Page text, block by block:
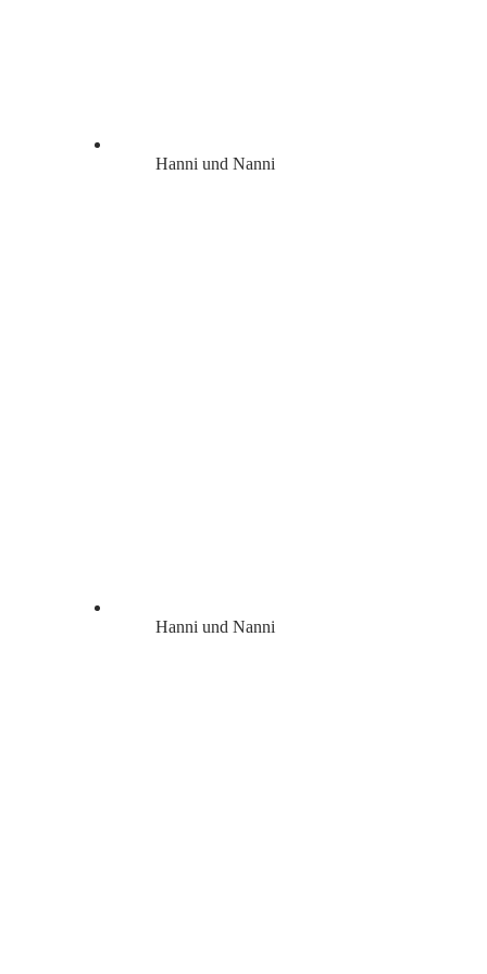
Hanni und Nanni
Hanni und Nanni